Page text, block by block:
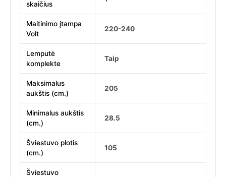
skaičius
Maitinimo įtampa
Volt
220-240
Lemputė
komplekte
Taip
Maksimalus
aukštis (cm.)
205
Minimalus aukštis
(cm.)
28.5
Šviestuvo plotis
(cm.)
105
Šviestuvo